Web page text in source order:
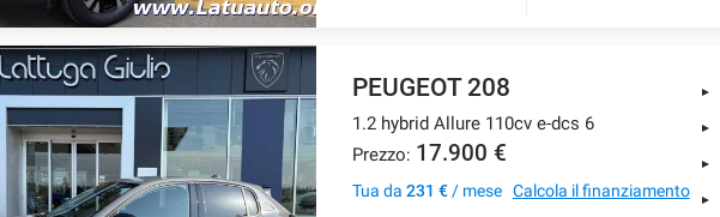
PEUGEOT 208
1.2 hybrid Allure 110cv e-dcs 6
Prezzo: 17.900 €
Tua da 231 €/ mese Calcola il finanziamento